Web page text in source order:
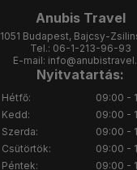
Anubis Travel
1051 Budapest, Bajcsy-
Tel.: 06-1-213-96-93
E-mail:
Nyitvatartás:
Hétfő:
Kedd:
Szerda:
Csütörtök:
Péntek:
09:00 -
09:00 -
09:00 -
09:00 -
09:00 -